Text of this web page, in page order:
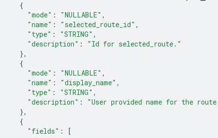
{
"mode" : "NULLABLE" ,
"name" : "selected_route_id" ,
"type" : "STRING" ,
"description" :
"Id for selected_route."
},
{
"mode" : "NULLABLE" ,
"name" : "display_name" ,
"type" : "STRING" ,
"description" :
"User provided name for the
},
{
"fields" :
[